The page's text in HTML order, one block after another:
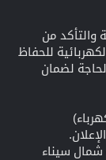
والتأكد من
للحفاظ
لضمان
سيناء